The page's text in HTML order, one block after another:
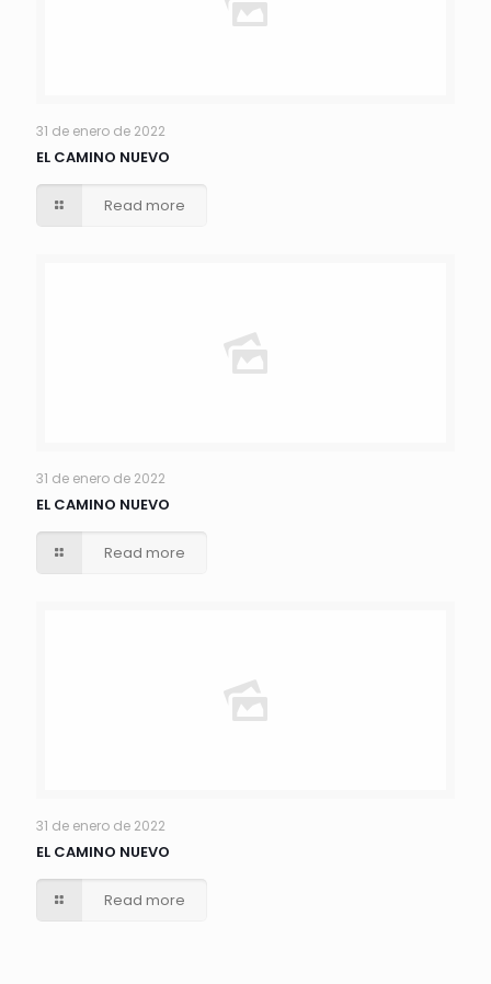
31 de enero de 2022
EL CAMINO NUEVO
Read more
31 de enero de 2022
EL CAMINO NUEVO
Read more
31 de enero de 2022
EL CAMINO NUEVO
Read more